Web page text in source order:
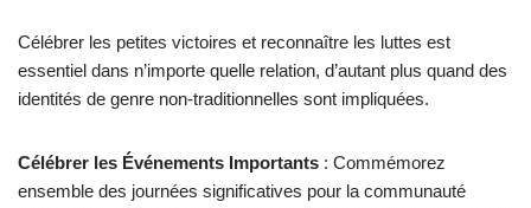
Célébrer les petites victoires et reconnaître les luttes est
essentiel dans n’importe quelle relation, d’autant plus quand des
identités de genre non-traditionnelles sont impliquées.
Célébrer les Événements Importants : Commémorez
ensemble des journées significatives pour la communauté